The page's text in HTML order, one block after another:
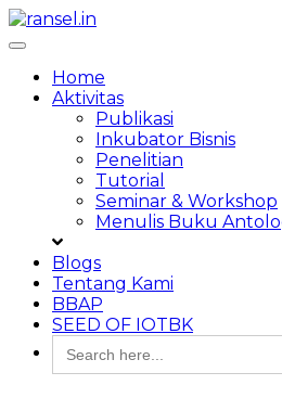
Skip
to
Toggle
navigationHome
Aktivitas
Publikasi
Inkubator Bisnis
Penelitian
Tutorial
Seminar & Workshop
Menulis Buku
Blogs
Tentang Kami
BBAP
SEED OF IOTBK
Search
for: